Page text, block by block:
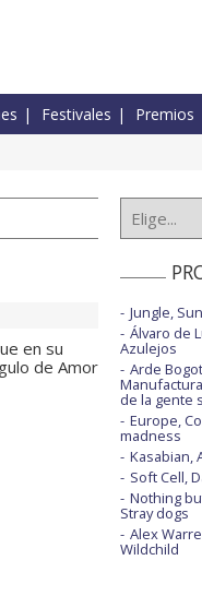
Festivales Premios
en su
de Amor
Jungle,
Álvaro de
Azulejos
Arde
de la gente
Europe,
madness
Kasabian,
Soft Cell,
Nothing
Stray dogs
Alex
Wildchild